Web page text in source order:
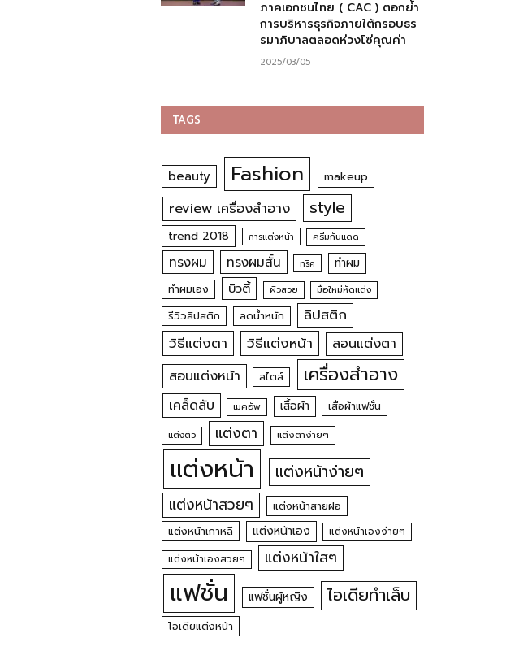
ภาคเอกชนไทย ( CAC ) ตอกย้ำ
การบริหารธุรกิจภายใต้กรอบธร
รมาภิบาลตลอดห่วงโซ่คุณค่า
2025/03/05
TAGS
beauty Fashion makeup
review เครื่องสำอาง style
trend 2018 การแต่งหน้า ครีมกันแดด
ทรงผม ทรงผมสั้น ทริค ทำผม
ทำผมเอง บิวตี้ ผิวสวย มือใหม่หัดแต่ง
รีวิวลิปสติก ลดน้ำหนัก ลิปสติก
วิธีแต่งตา วิธีแต่งหน้า สอนแต่งตา
สอนแต่งหน้า สไตล์ เครื่องสำอาง
เคล็ดลับ เมคอัพ เสื้อผ้า เสื้อผ้าแฟชั่น
แต่งตัว แต่งตา แต่งตาง่ายๆ
แต่งหน้า แต่งหน้าง่ายๆ
แต่งหน้าสวยๆ
แต่งหน้าสายฝอ
แต่งหน้าเกาหลี
แต่งหน้าเอง
แต่งหน้าเองง่ายๆ
แต่งหน้าเองสวยๆ
แต่งหน้าใสๆ
แฟชั่น แฟชั่นผู้หญิง ไอเดียทำเล็บ
ไอเดียแต่งหน้า